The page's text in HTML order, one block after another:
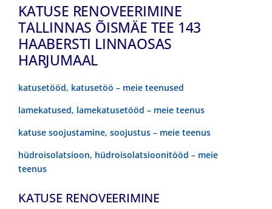
KATUSE RENOVEERIMINE
TALLINNAS ÕISMÄE TEE 143
HAABERSTI LINNAOSAS
HARJUMAAL
katusetööd, katusetöö – meie teenused
lamekatused, lamekatusetööd – meie teenus
katuse soojustamine, soojustus – meie teenus
hüdroisolatsioon, hüdroisolatsioonitööd – meie
teenus
KATUSE RENOVEERIMINE